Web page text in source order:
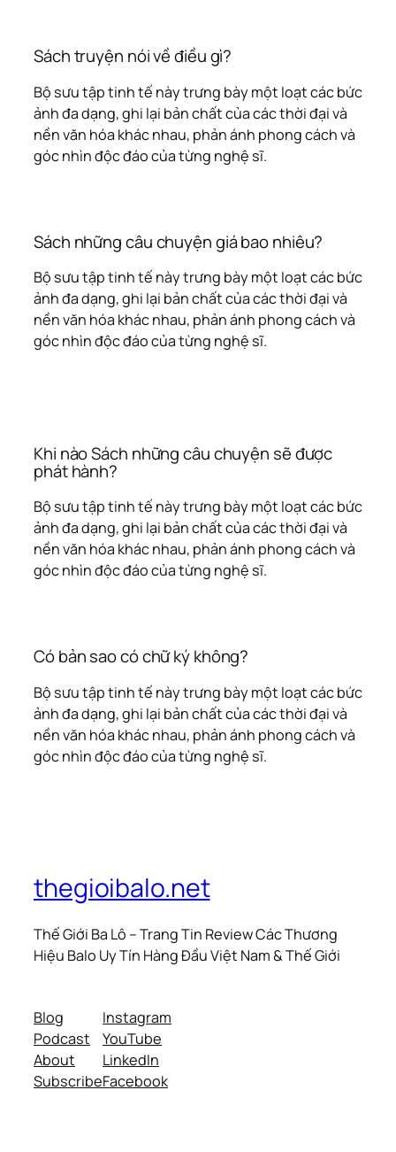
Sách truyện nói về điều gì?
Bộ sưu tập tinh tế này trưng bày một loạt các bức
ảnh đa dạng, ghi lại bản chất của các thời đại và
nền văn hóa khác nhau, phản ánh phong cách và
góc nhìn độc đáo của từng nghệ sĩ.
Sách những câu chuyện giá bao nhiêu?
Bộ sưu tập tinh tế này trưng bày một loạt các bức
ảnh đa dạng, ghi lại bản chất của các thời đại và
nền văn hóa khác nhau, phản ánh phong cách và
góc nhìn độc đáo của từng nghệ sĩ.
Khi nào Sách những câu chuyện sẽ được
phát hành?
Bộ sưu tập tinh tế này trưng bày một loạt các bức
ảnh đa dạng, ghi lại bản chất của các thời đại và
nền văn hóa khác nhau, phản ánh phong cách và
góc nhìn độc đáo của từng nghệ sĩ.
Có bản sao có chữ ký không?
Bộ sưu tập tinh tế này trưng bày một loạt các bức
ảnh đa dạng, ghi lại bản chất của các thời đại và
nền văn hóa khác nhau, phản ánh phong cách và
góc nhìn độc đáo của từng nghệ sĩ.
thegioibalo.net
Thế Giới Ba Lô – Trang Tin Review Các Thương
Hiệu Balo Uy Tín Hàng Đầu Việt Nam & Thế Giới
Blog
Podcast
About
Subscribe
Instagram
YouTube
LinkedIn
Facebook